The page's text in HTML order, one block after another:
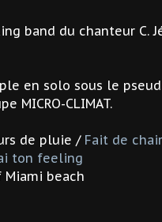
band du chanteur C.
en solo sous le
MICRO-CLIMAT.
de pluie / Fait de
ton feeling
Miami beach